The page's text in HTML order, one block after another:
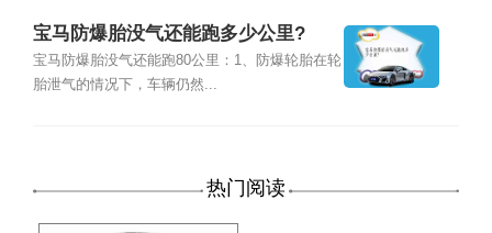
宝马防爆胎没气还能跑多少公里?
宝马防爆胎没气还能跑80公里：1、防爆轮胎在轮
胎泄气的情况下，车辆仍然...
热门阅读